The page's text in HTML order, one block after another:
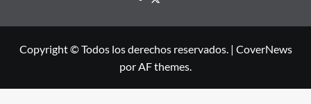
Copyright © Todos los derechos reservados. | CoverNews
por AF themes.